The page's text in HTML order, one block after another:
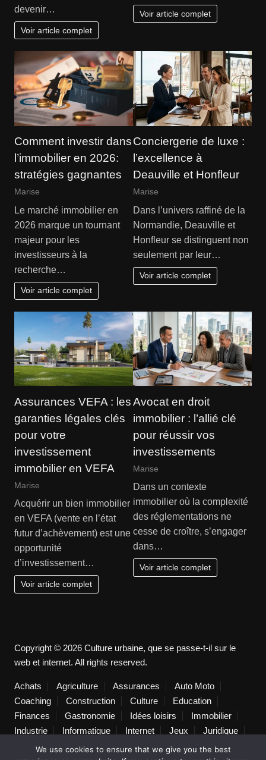
devenir…
Voir article complet
Voir article complet
Comment investir dans
l’immobilier en 2026:
stratégies gagnantes
Marise
Le marché immobilier en
2026 marque un tournant
majeur pour les
investisseurs à la
recherche…
Voir article complet
Conciergerie de luxe :
l’excellence à
Deauville et Honfleur
Marise
Dans l’univers raffiné de la
Normandie, Deauville et
Honfleur se distinguent non
seulement par leur…
Voir article complet
Assurances VEFA : les
garanties légales clés
pour votre
investissement
immobilier en VEFA
Marise
Acquérir un bien immobilier
en VEFA (vente en l’état
futur d’achèvement) est une
opportunité
d’investissement…
Voir article complet
Avocat en droit
immobilier : l’allié clé
pour réussir vos
investissements
Marise
Dans un contexte
immobilier où la complexité
des réglementations ne
cesse de croître, s’engager
dans…
Voir article complet
Copyright © 2026 Culture urbaine, que se passe-t-il sur le
web et internet. All rights reserved.
Achats Agriculture Assurances
Auto Moto
Coaching
Construction Culture
Education
Finances
Gastronomie Idées loisirs
Immobilier
Industrie
Informatique Internet Jeux
Juridique
Lifestyle
Logistique Loisirs Maison
Marketing
We use cookies to ensure that we give you the best